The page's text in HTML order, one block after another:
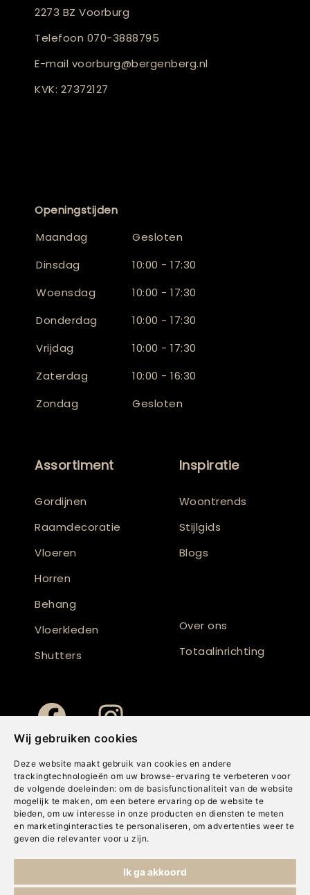
Wij gebruiken cookies
Deze website maakt gebruik van cookies en andere
trackingtechnologieën om uw browse-ervaring te verbeteren voor
de volgende doeleinden: om de basisfunctionaliteit van de website
mogelijk te maken , om een betere ervaring op de website te
bieden, om uw interesse in onze producten en diensten te meten
en marketinginteracties te personaliseren , om advertenties weer te
geven die relevanter voor u zijn.
Ik ga akkoord
2273 BZ Voorburg
Telefoon 070-3888795
E-mail voorburg@bergenberg.nl
KVK: 27372127
Openingstijden
Maandag
Gesloten
Dinsdag
10:00 - 17:30
Woensdag
10:00 - 17:30
Donderdag
10:00 - 17:30
Vrijdag
10:00 - 17:30
Zaterdag
10:00 - 16:30
Zondag
Gesloten
Assortiment
Gordijnen
Raamdecoratie
Vloeren
Horren
Behang
Vloerkleden
Shutters
Inspiratie
Woontrends
Stijlgids
Blogs
Over ons
Totaalinrichting
Cookies